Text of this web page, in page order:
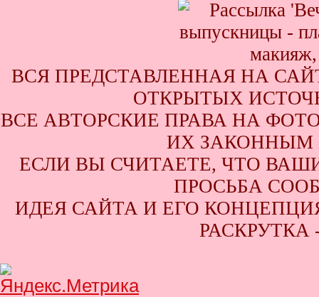
ВСЯ ПРЕДСТАВЛЕННАЯ НА
ОТКРЫТЫХ
ВСЕ АВТОРСКИЕ ПРАВА НА
ИХ ЗАКОННЫМ
ЕСЛИ ВЫ СЧИТАЕТЕ, ЧТО
ПРОСЬБА
ИДЕЯ САЙТА И ЕГО КОНЦЕПЦИЯ
РАСКРУТКА -